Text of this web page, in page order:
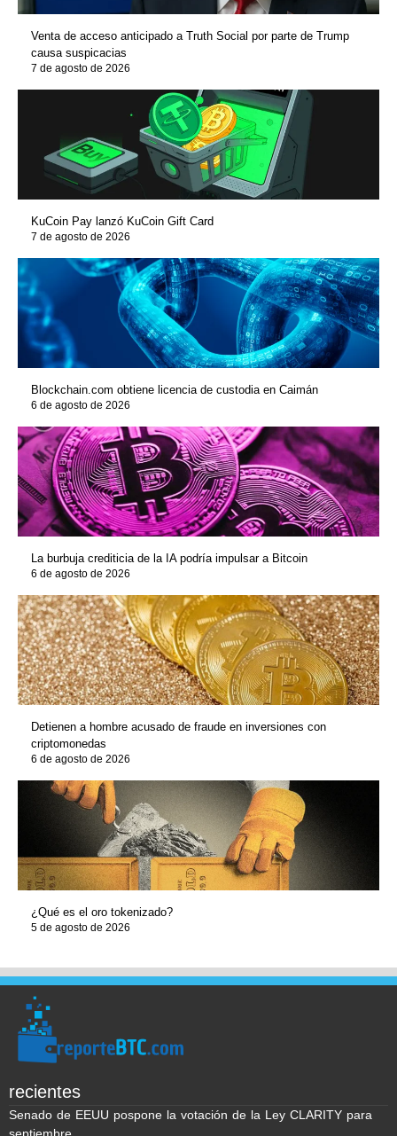
Venta de acceso anticipado a Truth Social por parte de Trump
causa suspicacias
7 de agosto de 2026
KuCoin Pay lanzó KuCoin Gift Card
7 de agosto de 2026
Blockchain.com obtiene licencia de custodia en Caimán
6 de agosto de 2026
La burbuja crediticia de la IA podría impulsar a Bitcoin
6 de agosto de 2026
Detienen a hombre acusado de fraude en inversiones con
criptomonedas
6 de agosto de 2026
¿Qué es el oro tokenizado?
5 de agosto de 2026
recientes
Senado de EEUU pospone la votación de la Ley CLARITY para